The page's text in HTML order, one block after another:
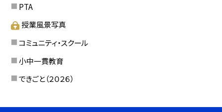
PTA
授業風景写真
コミュニティ・スクール
小中一貫教育
できごと（２０２６）